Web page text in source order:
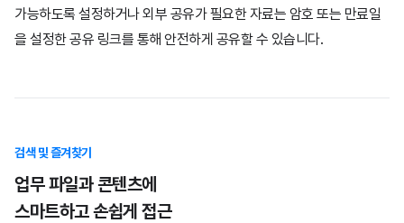
가능하도록 설정하거나 외부 공유가필요한 자료는 암호 또는 만료일
을 설정한 공유 링크를 통해 안전하게 공유할 수 있습니다.
검색 및 즐겨찾기
업무 파일과 콘텐츠에
스마트하고 손쉽게 접근